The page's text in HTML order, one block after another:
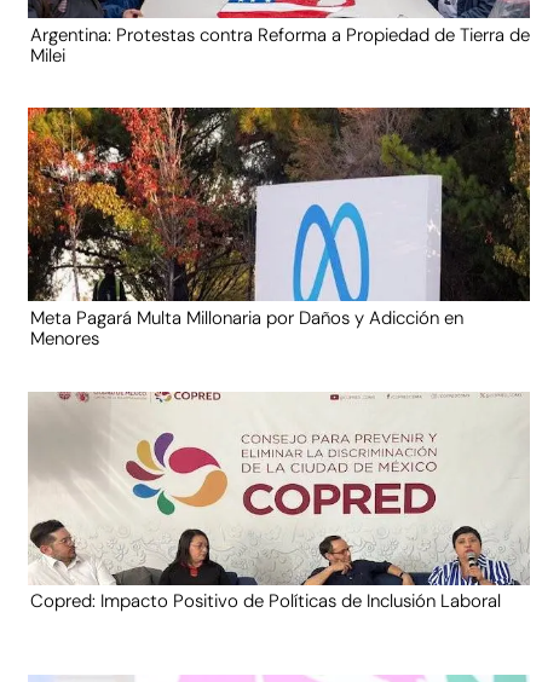
Argentina: Protestas contra Reforma a Propiedad de Tierra de
Milei
Meta Pagará Multa Millonaria por Daños y Adicción en
Menores
Copred: Impacto Positivo de Políticas de Inclusión Laboral